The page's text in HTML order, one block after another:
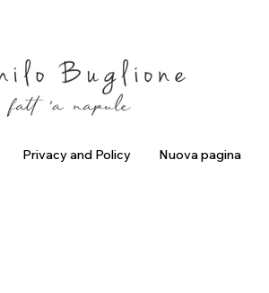
Privacy and Policy Nuova pagina